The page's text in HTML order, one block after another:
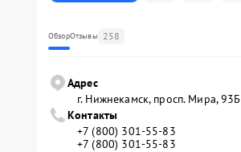
ОбзорОтзывы 258
Адрес
г. Нижнекамск, просп. Мира, 93Б
Контакты
+7 (800) 301-55-83
+7 (800) 301-55-83